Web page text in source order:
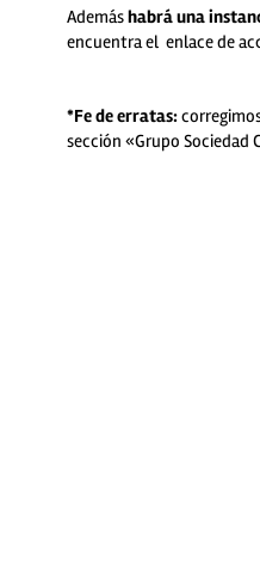
Ademáshabrá una
encuentra el enlace de
*Fe de erratas:
sección «Grupo Sociedad